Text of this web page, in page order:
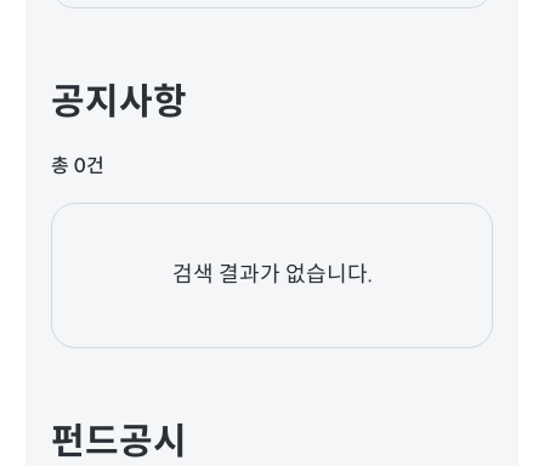
공지사항
총 0건
검색 결과가 없습니다.
펀드공시